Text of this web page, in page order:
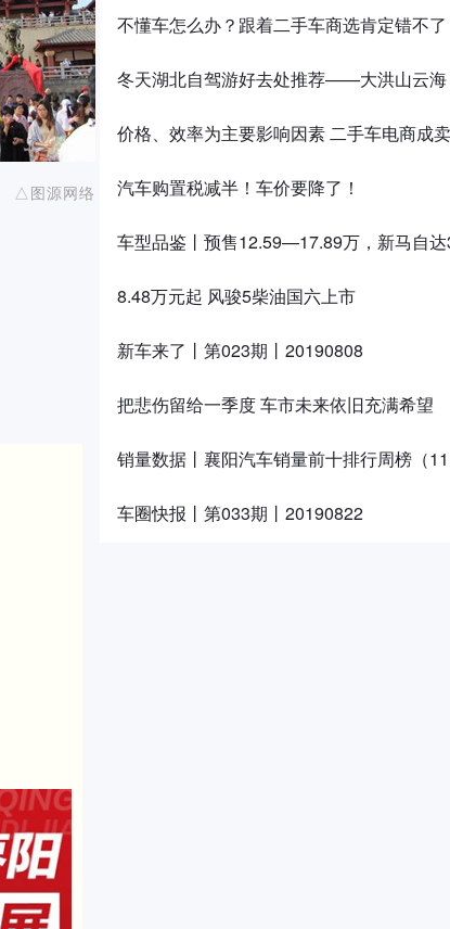
△图源网络
不懂车怎么办？跟着二手车商选肯定错不了
冬天湖北自驾游好去处推荐——大洪山云海
价格、效率为主要影响因素 二手车电商成
汽车购置税减半！车价要降了！
车型品鉴丨预售12.59—17.89万，新马自
8.48万元起 风骏5柴油国六上市
新车来了丨第023期丨20190808
把悲伤留给一季度 车市未来依旧充满希望
销量数据丨襄阳汽车销量前十排行周榜（
车圈快报丨第033期丨20190822